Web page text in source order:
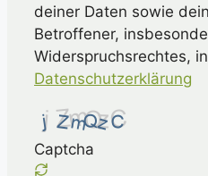
deiner Daten sowie
Betroffener,
Widerspruchsrechtes,
Datenschutzerklärung
Captcha